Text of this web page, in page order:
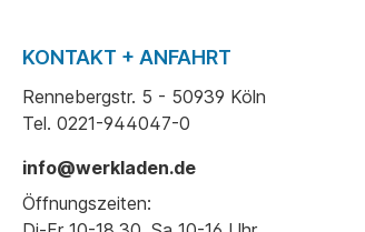
KONTAKT + ANFAHRT
Rennebergstr. 5 - 50939 Köln
Tel. 0221-944047-0
info@werkladen.de
Öffnungszeiten: